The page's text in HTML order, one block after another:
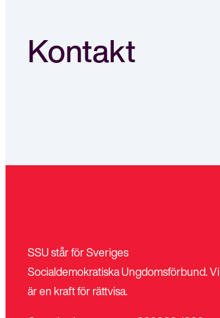
Kontakt
SSU står för Sveriges
Socialdemokratiska Ungdomsförbund. Vi
är en kraft för rättvisa.